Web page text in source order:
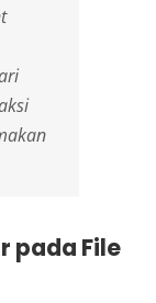
pada File